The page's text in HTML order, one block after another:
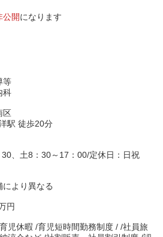
公開になります
等
科
区
駅 徒歩20分
、土8：30～17：00/定休日：日祝
より異なる
円
児休暇 /育児短時間勤務制度 / /社員旅